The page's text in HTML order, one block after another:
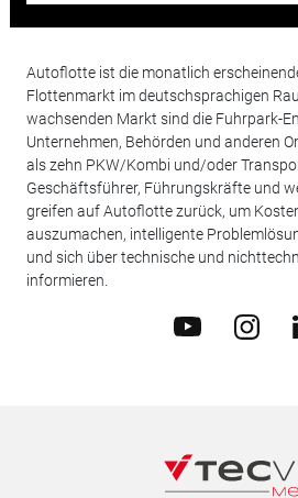
Autoflotte ist die monatlich
Flottenmarkt im deutschsprachigen
wachsenden Markt sind die Fuhrpark-
Unternehmen, Behörden und anderen
als zehn PKW/Kombi und/oder
Geschäftsführer, Führungskräfte und
greifen auf Autoflotte zurück, um
auszumachen, intelligente
und sich über technische und
informieren.